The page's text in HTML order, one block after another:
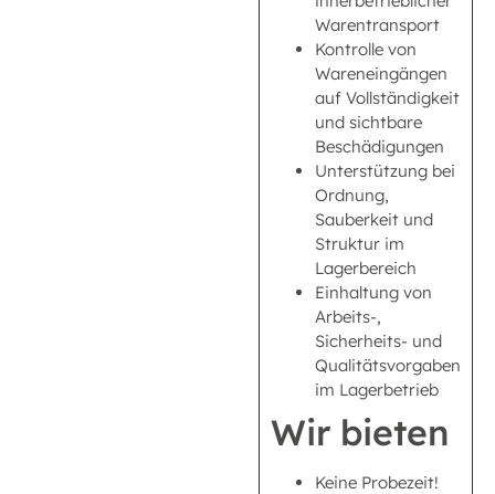
Warentransport
Kontrolle von
Wareneingängen
auf Vollständigkeit
und sichtbare
Beschädigungen
Unterstützung bei
Ordnung,
Sauberkeit und
Struktur im
Lagerbereich
Einhaltung von
Arbeits-,
Sicherheits- und
Qualitätsvorgaben
im Lagerbetrieb
Wir bieten
Keine Probezeit!